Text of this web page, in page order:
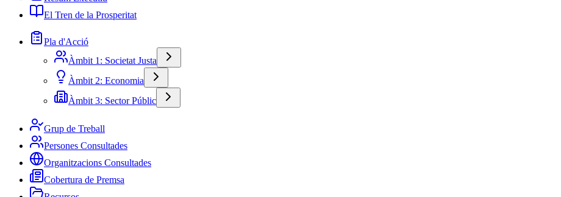
El Tren de la Prosperitat
Pla d'Acció
Àmbit 1: Societat Justa
Àmbit 2: Economia
Àmbit 3: Sector Públic
Grup de Treball
Persones Consultades
Organitzacions Consultades
Cobertura de Premsa